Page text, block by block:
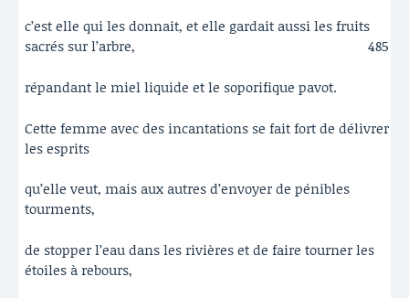
c’est elle qui les donnait, et elle gardait aussi les fruits
sacrés sur l’arbre,
485
répandant le miel liquide et le soporifique pavot.
Cette femme avec des incantations se fait fort de délivrer
les esprits
qu’elle veut, mais aux autres d’envoyer de pénibles
tourments,
de stopper l’eau dans les rivières et de faire tourner les
étoiles à rebours,